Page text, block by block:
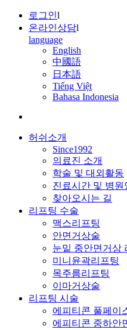
로그인l
온라인상담l
language
English
中國語
日本語
Tiếng Việt
Bahasa Indonesia
허쉬소개
Since1992
의료진 소개
학술 및 대외활동
진료시간 및 병원
찾아오시는 길
리프팅 수술
맥스리프팅
안면거상술
눈밑 중안면거상
미니윤곽리프팅
목주름리프팅
이마거상술
리프팅 시술
에피티콘 풀페이
에피티콘 중하안